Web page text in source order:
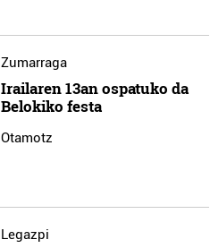
Zumarraga
Irailaren 13an ospatuko da
Belokiko festa
Otamotz
Legazpi